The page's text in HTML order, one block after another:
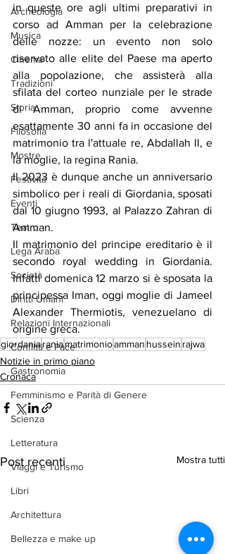
Archeologia
Musica
Cinema
Tradizioni
Storia
Filosofia
Mostre
Festività
Eventi
Teatro
Lega Araba
Società
Diritti Umani
Relazioni Internazionali
Conflitti e Pace
Gastronomia
Femminismo e Parità di Genere
Scienza
Letteratura
Viaggi e Turismo
Libri
Architettura
Bellezza e make up
in queste ore agli ultimi preparativi in
corso ad Amman per la celebrazione
delle nozze: un evento non solo
riservato alle elite del Paese ma aperto
alla popolazione, che assisterà alla
sfilata del corteo nunziale per le strade
di Amman, proprio come avvenne
esattamente 30 anni fa in occasione del
matrimonio tra l'attuale re, Abdallah II, e
la moglie, la regina Rania.
Il 2023 è dunque anche un anniversario
simbolico per i reali di Giordania, sposati
dal 10 giugno 1993, al Palazzo Zahran di
Amman.
Il matrimonio del principe ereditario è il
secondo royal wedding in Giordania.
Infatti domenica 12 marzo si è sposata la
principessa Iman, oggi moglie di Jameel
Alexander Thermiotis, venezuelano di
origine greca.
giordaniaraniamatrimonioamman hussein rajwa
Notizie in primo piano
Cronaca
Post recenti Mostra tutti